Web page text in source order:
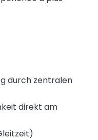
durch zentralen
direkt am